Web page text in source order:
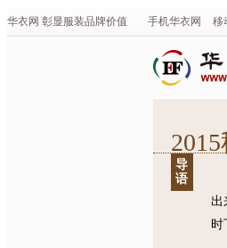
华衣网 彰显服装品牌价值 手机华衣网 移
导
语
出
时